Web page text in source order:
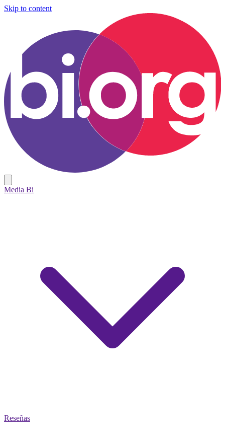
Skip to content
Media Bi
Reseñas